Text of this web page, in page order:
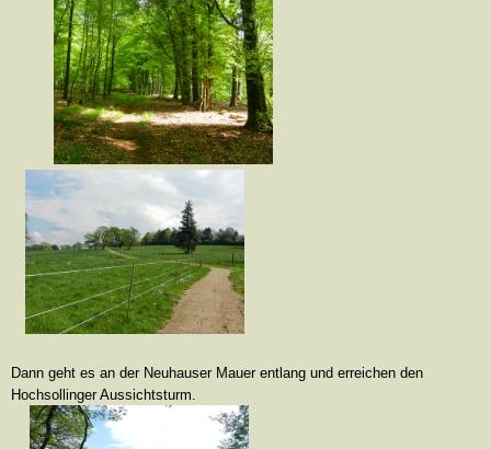
Dann geht es an der Neuhauser Mauer entlang und erreichen den
Hochsollinger Aussichtsturm.